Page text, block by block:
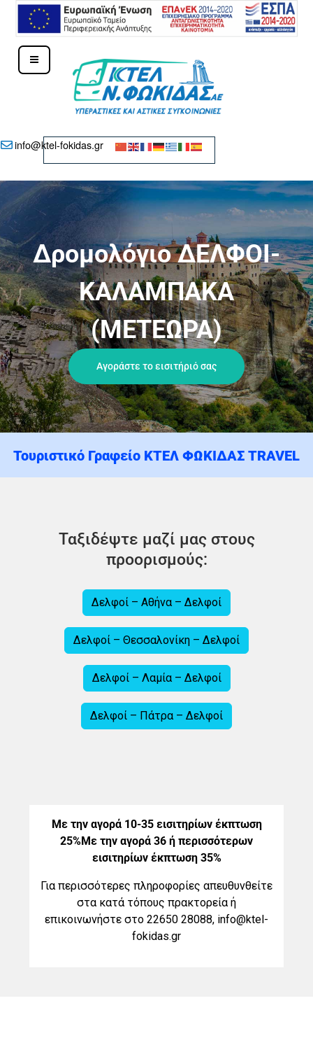
ΚΤΕΛ Ν. ΦΩΚΊΔΑΣ – ΔΕΛΦΟΊ
info@ktel-fokidas.gr
Δρομολόγιο ΔΕΛΦΟΙ-
ΚΑΛΑΜΠΑΚΑ
(ΜΕΤΕΩΡΑ)
Αγοράστε το εισιτήριό σας
Τουριστικό Γραφείο ΚΤΕΛ ΦΩΚΙΔΑΣ TRAVEL
Ταξιδέψτε μαζί μας στους
προορισμούς:
Δελφοί – Αθήνα – Δελφοί
Δελφοί – Θεσσαλονίκη – Δελφοί
Δελφοί – Λαμία – Δελφοί
Δελφοί – Πάτρα – Δελφοί
Με την αγορά 10-35 εισιτηρίων έκπτωση
25%Με την αγορά 36 ή περισσότερων
εισιτηρίων έκπτωση 35%
Για περισσότερες πληροφορίες απευθυνθείτε
στα κατά τόπους πρακτορεία ή
επικοινωνήστε στο 22650 28088, info@ktel-
fokidas.gr